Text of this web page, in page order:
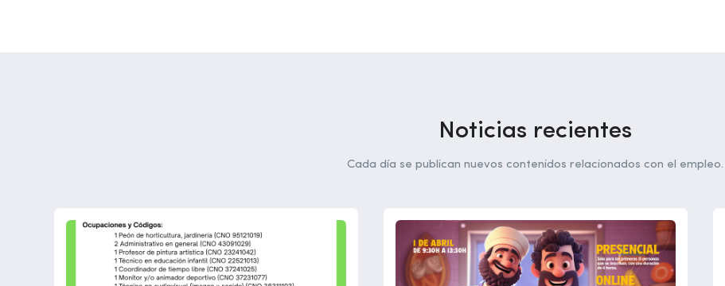
Noticias recientes
Cada día se publican nuevos contenidos relacionados con el empleo.